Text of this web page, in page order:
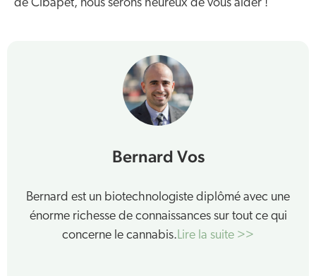
de Cibapet, nous serons heureux de vous aider !
Bernard Vos
Bernard est un biotechnologiste diplômé avec une
énorme richesse de connaissances sur tout ce qui
concerne le cannabis.Lire la suite >>